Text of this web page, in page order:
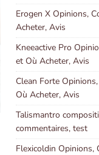
Erogen X Opinions,
Acheter, Avis
Kneeactive Pro
et Où Acheter, Avis
Clean Forte
Où Acheter, Avis
Talismantro
commentaires, test
Flexicoldin Opinions,